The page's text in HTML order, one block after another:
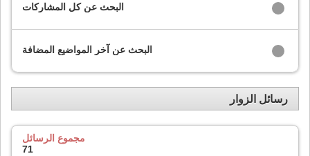
البحث عن كل المشاركات
البحث عن آخر المواضيع المضافة
رسائل الزوار
مجموع الرسائل
71